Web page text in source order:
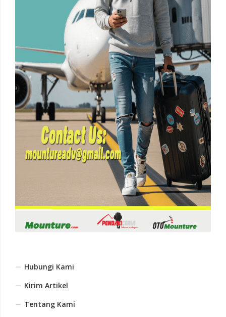
Hubungi Kami
Kirim Artikel
Tentang Kami